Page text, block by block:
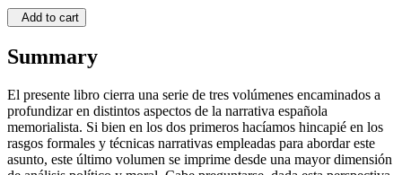
Add to cart
Summary
El presente libro cierra una serie de tres volúmenes encaminados a
profundizar en distintos aspectos de la narrativa española
memorialista. Si bien en los dos primeros hacíamos hincapié en los
rasgos formales y técnicas narrativas empleadas para abordar este
asunto, este último volumen se imprime desde una mayor dimensión